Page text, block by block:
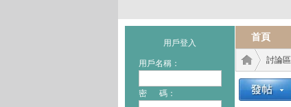
用戶登入
用戶名稱：
密 碼：
首頁
討論區